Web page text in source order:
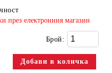
през електронния магазин
Брой: